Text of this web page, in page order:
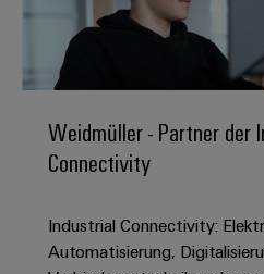
erlebbar
und
Produkte
für
effizient,
zuverlässig,
skalierbar
Anschlusstechnologie
u-
OS
Computing
Leiterplattenklemmen
Gehäusesysteme
und
komponenten
und
-
Beratung
und
digitale
Vertrieb uns
Promotionfahrzeug
Distribution
für
unsere
Weidmüller
Fakten
Unser
Nachhaltigkeit
Stellen
Berufserfahrene
Für
Weidmüller - Partner der
Connectivity
Industrial Connectivity:
Automatisierung,